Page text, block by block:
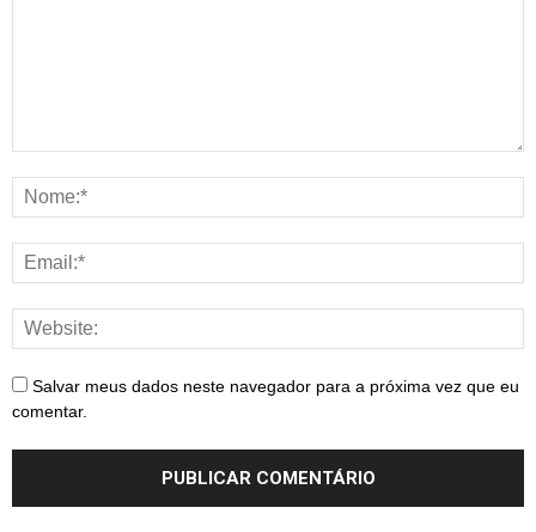
Salvar meus dados neste navegador para a próxima vez que eu
comentar.